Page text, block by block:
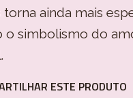
torna ainda mais
o simbolismo do
ESTE PRODUTO